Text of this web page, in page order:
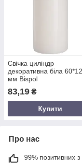
Свічка циліндр
декоративна біла
мм Bispol
83,19 ₴
Купити
Про нас
99% позитивних з